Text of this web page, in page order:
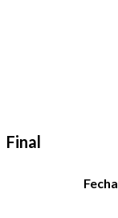
Final
Fecha